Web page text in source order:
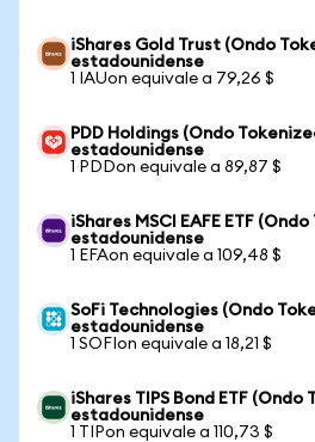
iShares Gold Trust (Ondo
estadounidense
1 IAUon equivale a 79,26 $
PDD Holdings (Ondo
estadounidense
1 PDDon equivale a 89,87 $
iShares MSCI EAFE ETF
estadounidense
1 EFAon equivale a 109,48 $
SoFi Technologies (Ondo
estadounidense
1 SOFIon equivale a 18,21 $
iShares TIPS Bond ETF
estadounidense
1 TIPon equivale a 110,73 $